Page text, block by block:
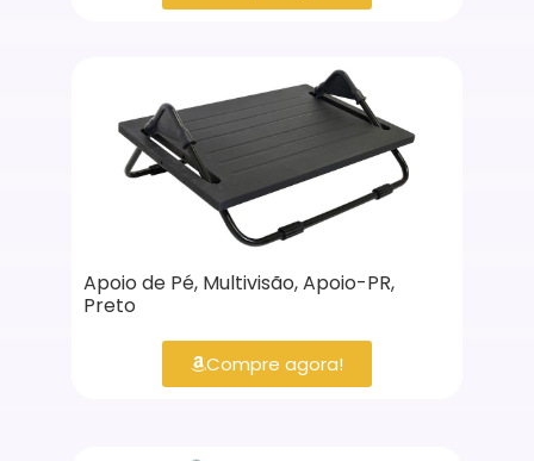
Apoio de Pé, Multivisão, Apoio-PR,
Preto
Compre agora!